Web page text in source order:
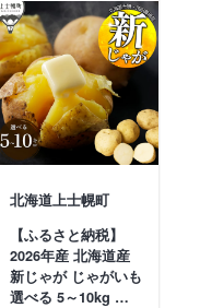
北海道上士幌町
【ふるさと納税】
2026年産 北海道産
新じゃが じゃがいも
選べる 5～10kg …